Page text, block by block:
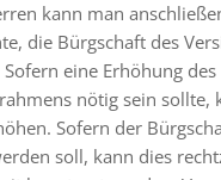
kann man
die Bürgschaft des
eine Erhöhung des
nötig sein sollte,
Sofern der
soll, kann dies